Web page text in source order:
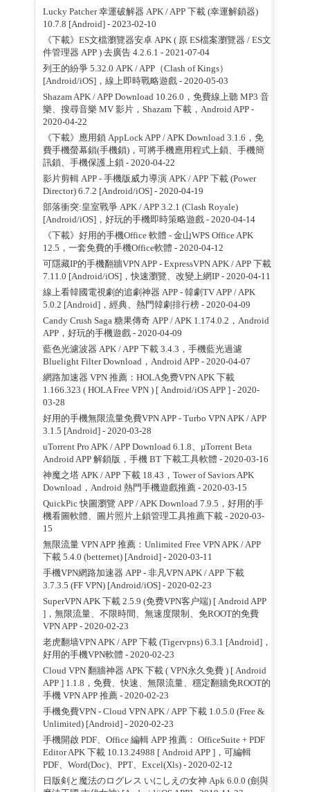
Lucky Patcher 幸運破解器 APK / APP 下載 (幸運解鎖器)
10.7.8 [Android] - 2023-02-10
《下載》ES文檔瀏覽器安卓 APK ( 原 ES檔案瀏覽器 / ES文
件管理器 APP ) 去廣告 4.2.6.1 - 2021-07-04
列王的紛爭 5.32.0 APK / APP（Clash of Kings）
[Android/iOS]，線上即時戰略遊戲- 2020-05-03
Shazam APK / APP Download 10.26.0，免費線上聽 MP3 音
樂、搜尋音樂 MV 影片，Shazam 下載，Android APP-
2020-04-22
《下載》應用鎖 AppLock APP / APK Download 3.1.6，免
費手機螢幕鎖(手機鎖)，可將手機應用程式上鎖、手機簡
訊鎖、手機保護上鎖 - 2020-04-22
影片剪輯 APP - 手機版威力導演 APK / APP 下載 (Power
Director) 6.7.2 [Android/iOS]- 2020-04-19
部落衝突:皇室戰爭 APK / APP 3.2.1 (Clash Royale)
[Android/iOS]，好玩的手機即時策略遊戲- 2020-04-14
《下載》好用的手機Office 軟體 - 金山WPS Office APK
12.5，一套免費的手機Office軟體 - 2020-04-12
可隱藏IP的手機翻牆VPN APP - ExpressVPN APK / APP 下載
7.11.0 [Android/iOS]，快速瀏覽、改變上網IP- 2020-04-11
線上看韓國電視劇的追劇神器 APP - 韓劇TV APP / APK
5.0.2 [Android]，經典、熱門韓劇排行榜- 2020-04-09
Candy Crush Saga 糖果傳奇 APP / APK 1.174.0.2，Android
APP，好玩的手機遊戲- 2020-04-09
藍色光濾波器 APK / APP 下載 3.4.3，手機藍光過濾
Bluelight Filter Download，Android APP- 2020-04-07
網路加速器 VPN 推薦：HOLA免费VPN APK 下載
1.166.323 ( HOLA Free VPN ) [ Android/iOS APP ]- 2020-
03-28
好用的手機無限流量免費VPN APP - Turbo VPN APK / APP
3.1.5 [Android]- 2020-03-28
uTorrent Pro APK / APP Download 6.1.8、µTorrent Beta
Android APP 解鎖版，手機 BT 下載工具軟體 - 2020-03-16
神魔之塔 APK / APP 下載 18.43，Tower of Saviors APK
Download，Android 熱門手機遊戲推薦- 2020-03-15
QuickPic 快圖瀏覽 APP / APK Download 7.9.5，好用的手
機看圖軟體、圖片照片上鎖管理工具推薦下載- 2020-03-
15
無限流量 VPN APP 推薦：Unlimited Free VPN APK / APP
下載 5.4.0 (betternet) [Android]- 2020-03-11
手機VPN網路加速器 APP - 非凡VPN APK / APP 下載
3.7.3.5 (FF VPN) [Android/iOS]- 2020-02-23
SuperVPN APK 下載 2.5.9 (免费VPN客户端) [ Android APP
]，無限流量、不限時間、無速度限制、免ROOT的免費
VPN APP- 2020-02-23
老虎翻墙VPN APK / APP 下載 (Tigervpns) 6.3.1 [Android]，
好用的手機VPN軟體 - 2020-02-23
Cloud VPN 翻牆神器 APK 下載 ( VPN永久免費 ) [ Android
APP ] 1.1.8，免費、快速、無限流量、穩定翻牆免ROOT的
手機 VPN APP 推薦- 2020-02-23
手機免費VPN - Cloud VPN APK / APP 下載 1.0.5.0 (Free &
Unlimited) [Android]- 2020-02-23
手機開啟 PDF、Office 編輯 APP 推薦： OfficeSuite + PDF
Editor APK 下載 10.13.24988 [ Android APP ]，可編輯
PDF、Word(Doc)、PPT、Excel(Xls)- 2020-02-12
日版剣と魔法のログレス いにしえの女神 Apk 6.0.0 (劍與